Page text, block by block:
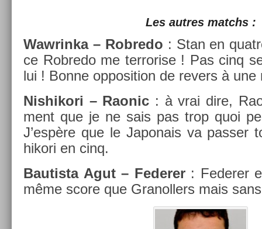
Les aut­res matchs :
Waw­rinka – Rob­redo : Stan en
ce Rob­redo me ter­ror­ise ! Pas cinq
lui ! Bonne op­posi­tion de re­v­ers à une
Nis­hikori – Raonic : à vrai dire,
ment que je ne sais pas trop quoi
J’espère que le Japonais va pass­er
hikori en cinq.
Bautis­ta Agut – Feder­er: Feder­er
même score que Granoll­ers mais